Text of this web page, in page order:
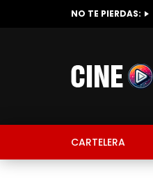
NO TE PIERDAS:
CARTELERA